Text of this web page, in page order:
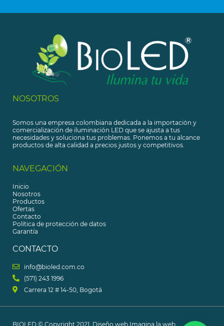
NOSOTROS
Somos una empresa colombiana dedicada a la importación y
comercialización de iluminación LED que se ajusta a tus
necesidades y soluciona tus problemas. Ponemos a tu alcance
productos de alta calidad a precios justos y competitivos.
NAVEGACIÓN
Inicio
Nosotros
Productos
Ofertas
Contacto
Política de protección de datos
Garantía
CONTACTO
info@bioled.com.co
(571) 243 1996
Carrera 12 # 14-50, Bogotá​
BIOLED © Copyright 2021. Diseño web Imagina la web